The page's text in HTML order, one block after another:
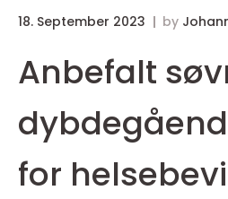
18. September 2023 by
Anbefalt
for